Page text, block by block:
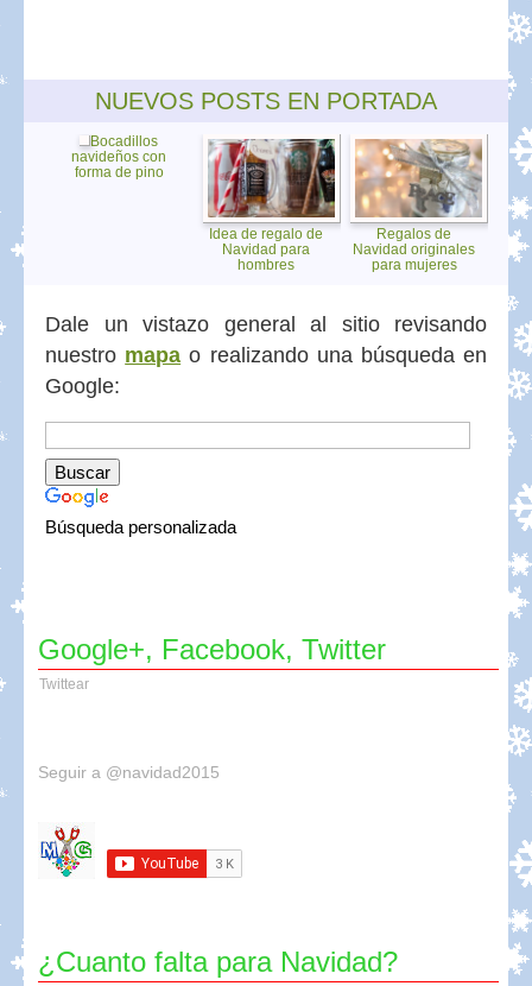
NUEVOS POSTS EN PORTADA
Bocadillos
navideños con
forma de pino
Idea de regalo de
Navidad para
hombres
Regalos de
Navidad originales
para mujeres
Dale un vistazo general al sitio revisando
nuestro mapa o realizando una búsqueda en
Google:
Búsqueda personalizada
Google+, Facebook, Twitter
Twittear
Seguir a @navidad2015
¿Cuanto falta para Navidad?